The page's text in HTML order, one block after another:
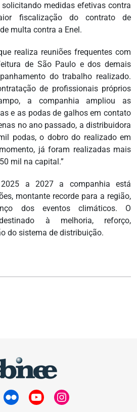
solicitando medidas efetivas contra
fiscalização do contrato de
multa contra a Enel.
realiza reuniões frequentes com
de São Paulo e dos demais
do trabalho realizado.
de profissionais próprios
a companhia ampliou as
e as podas de galhos em contato
no ano passado, a distribuidora
podas, o dobro do realizado em
já foram realizadas mais
mil na capital.”
a 2027 a companhia está
montante recorde para a região,
dos eventos climáticos. O
à melhoria, reforço,
do sistema de distribuição.